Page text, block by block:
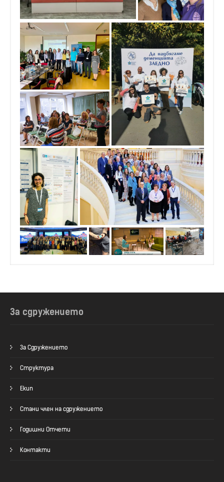
За сдружението
За Сдружението
Структура
Екип
Стани член на сдружението
Годишни Отчети
Контакти